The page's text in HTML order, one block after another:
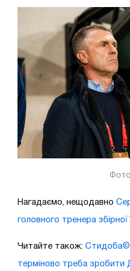
Нагадаємо, нещодавно
головного тренера збірної
Читайте також: Стидоба©
терміново треба зробити